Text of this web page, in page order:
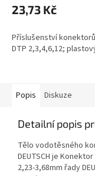
23,73 Kč
Příslušenství konektorů
DTP 2,3,4,6,12;
Popis Diskuze
Detailní popis
Tělo vodotěsného
DEUTSCH je
2,23-3,68mm řady